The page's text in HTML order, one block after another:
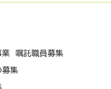
業 嘱託職員募集
募集